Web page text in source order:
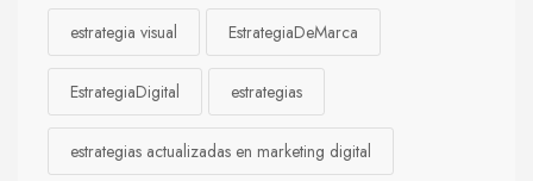
estrategia visual EstrategiaDeMarca
EstrategiaDigital estrategias
estrategias actualizadas en marketing digital